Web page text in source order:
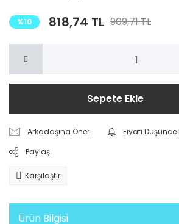
%10 818,74 TL 909,71 TL
Sepete Ekle
Arkadaşına Öner
Fiyatı Düşünce
Paylaş
Karşılaştır
Ürün Bilgisi